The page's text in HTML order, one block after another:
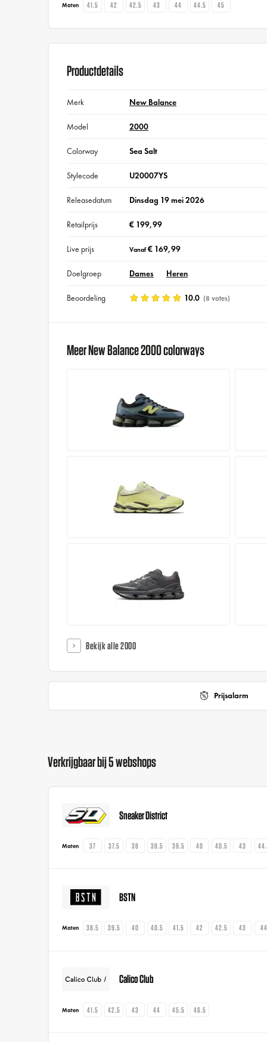
Maten 41.5 42 42.5 43 44 44.5 45
Productdetails
Merk New Balance
Model 2000
Colorway Sea Salt
Stylecode U20007YS
Releasedatum Dinsdag 19 mei 2026
Retailprijs € 199,99
Live prijs Vanaf€ 169,99
Doelgroep Dames Heren
Beoordeling 10.0 (8 votes)
Meer New Balance 2000 colorways
Bekijk alle 2000
Prijsalarm
Verkrijgbaar bij 5 webshops
Sneaker District
Maten 37 37.5 38 38.5 39.5 40 40.5 43
BSTN
Maten 38.5 39.5 40 40.5 41.5 42 42.5 43 44
Calico Club
Maten 41.5 42.5 43 44 45.5 46.5